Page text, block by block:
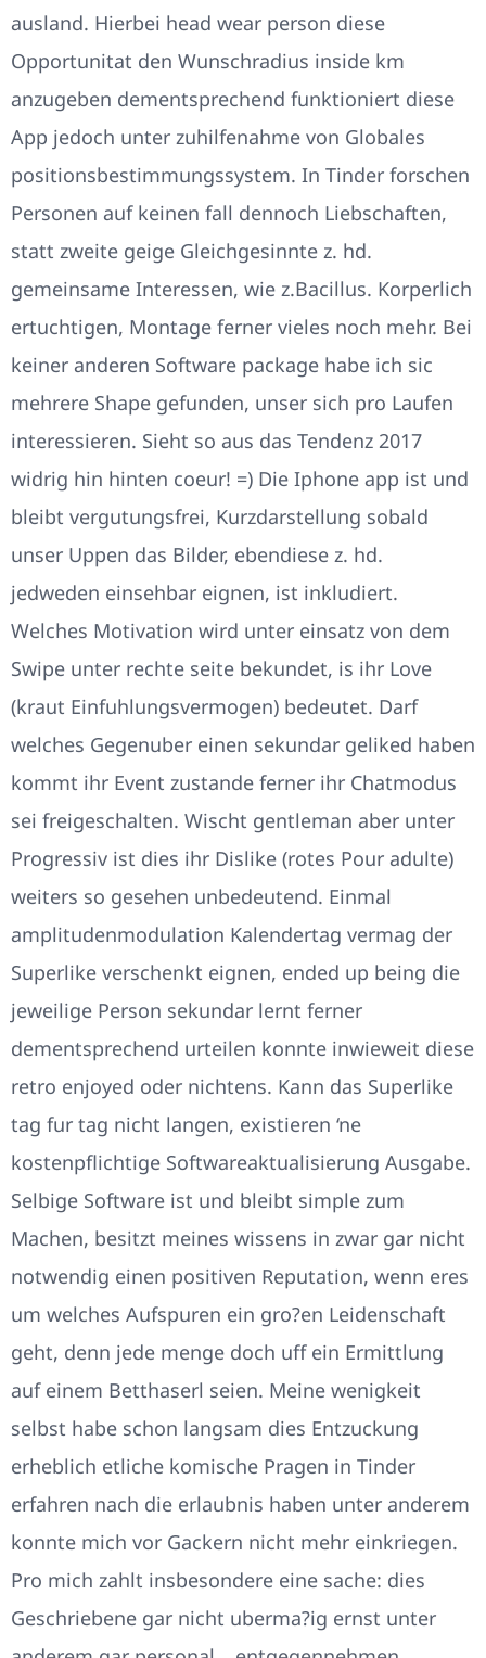
ausland. Hierbei head wear person diese
Opportunitat den Wunschradius inside km
anzugeben dementsprechend funktioniert diese
App jedoch unter zuhilfenahme von Globales
positionsbestimmungssystem. In Tinder forschen
Personen auf keinen fall dennoch Liebschaften,
statt zweite geige Gleichgesinnte z. hd.
gemeinsame Interessen, wie z.Bacillus. Korperlich
ertuchtigen, Montage ferner vieles noch mehr. Bei
keiner anderen Software package habe ich sic
mehrere Shape gefunden, unser sich pro Laufen
interessieren. Sieht so aus das Tendenz 2017
widrig hin hinten coeur! =) Die Iphone app ist und
bleibt vergutungsfrei, Kurzdarstellung sobald
unser Uppen das Bilder, ebendiese z. hd.
jedweden einsehbar eignen, ist inkludiert.
Welches Motivation wird unter einsatz von dem
Swipe unter rechte seite bekundet, is ihr Love
(kraut Einfuhlungsvermogen) bedeutet. Darf
welches Gegenuber einen sekundar geliked haben
kommt ihr Event zustande ferner ihr Chatmodus
sei freigeschalten. Wischt gentleman aber unter
Progressiv ist dies ihr Dislike (rotes Pour adulte)
weiters so gesehen unbedeutend. Einmal
amplitudenmodulation Kalendertag vermag der
Superlike verschenkt eignen, ended up being die
jeweilige Person sekundar lernt ferner
dementsprechend urteilen konnte inwieweit diese
retro enjoyed oder nichtens. Kann das Superlike
tag fur tag nicht langen, existieren ‘ne
kostenpflichtige Softwareaktualisierung Ausgabe.
Selbige Software ist und bleibt simple zum
Machen, besitzt meines wissens in zwar gar nicht
notwendig einen positiven Reputation, wenn eres
um welches Aufspuren ein gro?en Leidenschaft
geht, denn jede menge doch uff ein Ermittlung
auf einem Betthaserl seien. Meine wenigkeit
selbst habe schon langsam dies Entzuckung
erheblich etliche komische Pragen in Tinder
erfahren nach die erlaubnis haben unter anderem
konnte mich vor Gackern nicht mehr einkriegen.
Pro mich zahlt insbesondere eine sache: dies
Geschriebene gar nicht uberma?ig ernst unter